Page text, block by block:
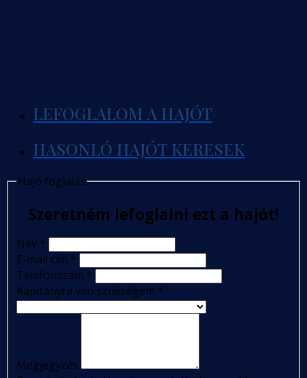
LEFOGLALOM A HAJÓT
HASONLÓ HAJÓT KERESEK
Hajó foglalás
Szeretném lefoglalni ezt a hajót!
Név *
E-mail cím *
Telefonszám *
Kapitányra van szükségem *
Megjegyzés